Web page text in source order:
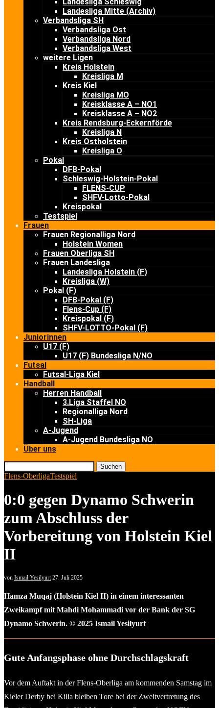
Landesliga Mitte (Archiv)
Verbandsliga SH
Verbandsliga Ost
Verbandsliga Nord
Verbandsliga West
weitere Ligen
Kreis Holstein
Kreisliga M
Kreis Kiel
Kreisliga MO
Kreisklasse A – NO1
Kreisklasse A – NO2
Kreis Rendsburg-Eckernförde
Kreisliga N
Kreis Ostholstein
Kreisliga O
Pokal
DFB-Pokal
Schleswig-Holstein-Pokal
FLENS-CUP
SHFV-Lotto-Pokal
Kreispokal
Testspiel
Frauen
Frauen Regionalliga Nord
Holstein Women
Frauen Oberliga SH
Frauen Landesliga
Landesliga Holstein (F)
Kreisliga (W)
Pokal (F)
DFB-Pokal (F)
Flens-Cup (F)
Kreispokal (F)
SHFV-LOTTO-Pokal (F)
Juniorinnen
U17 (F)
U17 (F) Bundesliga N/NO
Futsal
Futsal-Liga Kiel
Handball
Herren Handball
3.Liga Staffel NO
Regionalliga Nord
SH-Liga
A-Jugend
A-Jugend Bundesliga NO
Über uns
Suchen
Flens-OberligaTestspiel
0:0 gegen Dynamo Schwerin
zum Abschluss der
Vorbereitung von Holstein Kiel
II
von Ismail Yesilyurt 27. Juli 2025
Hamza Muqaj (Holstein Kiel II) in einem interessanten
Zweikampf mit Mahdi Mohammadi vor der Bank der SG
Dynamo Schwerin. © 2025 Ismail Yesilyurt
Gute Anfangsphase ohne Durchschlagskraft
Vor dem Auftakt in der Flens-Oberliga am kommenden Samstag im
Kieler Derby bei Kilia bleiben Tore bei der Zweitvertretung des